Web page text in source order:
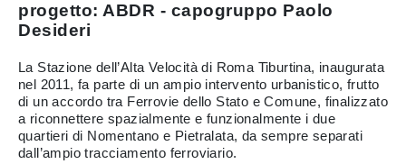
progetto: ABDR - capogruppo Paolo
Desideri
La Stazione dell’Alta Velocità di Roma Tiburtina, inaugurata
nel 2011, fa parte di un ampio intervento urbanistico, frutto
di un accordo tra Ferrovie dello Stato e Comune, finalizzato
a riconnettere spazialmente e funzionalmente i due
quartieri di Nomentano e Pietralata, da sempre separati
dall’ampio tracciamento ferroviario.